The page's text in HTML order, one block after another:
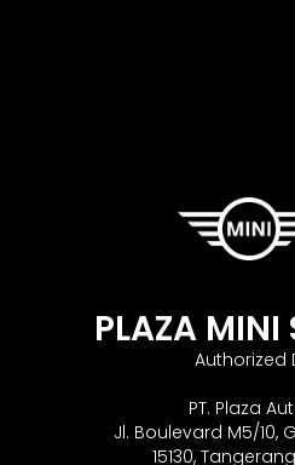
PLAZA MINI
Authorized
PT. Plaza
Jl. Boulevard M5/10,
15130,